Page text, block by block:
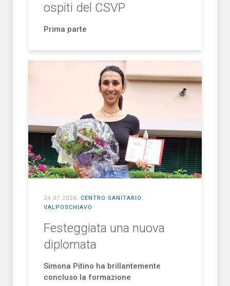
ospiti del CSVP
Prima parte
24.07.2024. CENTRO SANITARIO
VALPOSCHIAVO
Festeggiata una nuova
diplomata
Simona Pitino ha brillantemente
concluso la formazione